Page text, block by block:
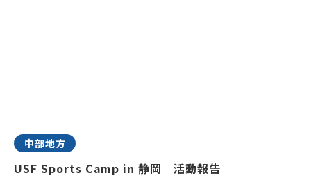
中部地方
USF Sports Camp in 静岡 活動報告